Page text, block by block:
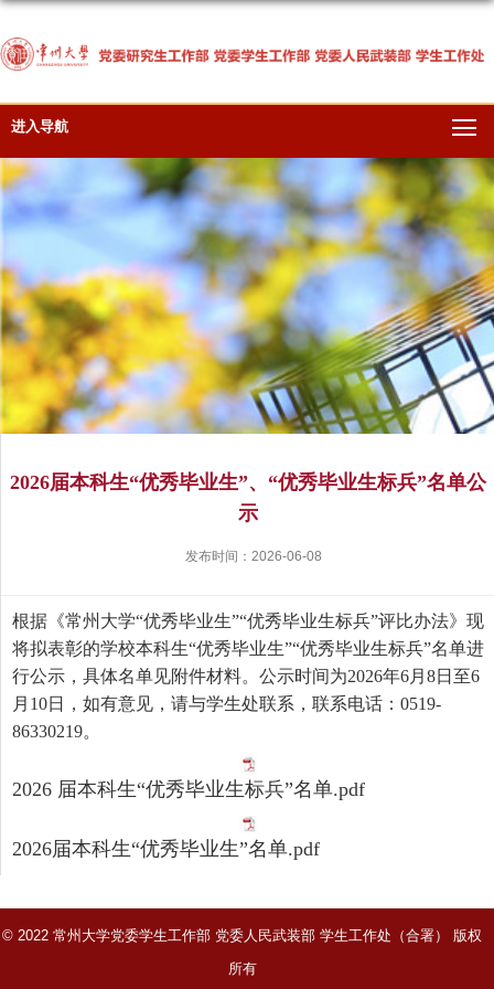
进入导航
2026届本科生“优秀毕业生”、“优秀毕业生标兵”名单公
示
发布时间：2026-06-08
根据 《常州大学“优秀毕业生”“优秀毕业生标兵”评比办法》 现
将拟表彰的学校本科生“优秀毕业生”“优秀毕业生标兵”名单进
行公示，具体名单见附件材料。公示时间为2026年6月 8日至6
月 10日，如有意见，请与学生处联系，联系电话：0519-
86330219。
2026 届本科生“优秀毕业生标兵”名单.pdf
2026届本科生“优秀毕业生”名单.pdf
© 2022 常州大学党委学生工作部 党委人民武装部 学生工作处（合署） 版权
所有